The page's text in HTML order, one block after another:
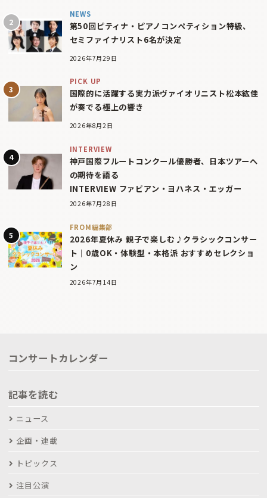
NEWS
第50回ピティナ・ピアノコンペティション特級、
セミファイナリスト6名が決定
2026年7月29日
PICK UP
国際的に活躍する実力派ヴァイオリニスト松本紘佳
が奏でる極上の響き
2026年8月2日
INTERVIEW
神戸国際フルートコンクール優勝者、日本ツアーへ
の期待を語る
INTERVIEW ファビアン・ヨハネス・エッガー
2026年7月28日
FROM編集部
2026年夏休み 親子で楽しむ♪クラシックコンサー
ト｜0歳OK・体験型・本格派 おすすめセレクショ
ン
2026年7月14日
コンサートカレンダー
記事を読む
ニュース
企画・連載
トピックス
注目公演